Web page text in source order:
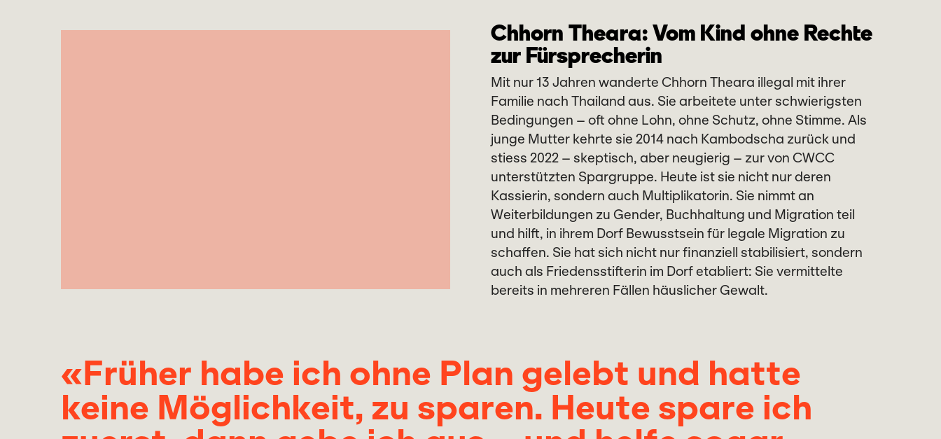
Chhorn Theara: Vom Kind ohne Rechte
zur Fürsprecherin
Mit nur 13 Jahren wanderte Chhorn Theara illegal mit ihrer
Familie nach Thailand aus. Sie arbeitete unter schwierigsten
Bedingungen – oft ohne Lohn, ohne Schutz, ohne Stimme. Als
junge Mutter kehrte sie 2014 nach Kambodscha zurück und
stiess 2022 – skeptisch, aber neugierig – zur von CWCC
unterstützten Spargruppe. Heute ist sie nicht nur deren
Kassierin, sondern auch Multiplikatorin. Sie nimmt an
Weiterbildungen zu Gender, Buchhaltung und Migration teil
und hilft, in ihrem Dorf Bewusstsein für legale Migration zu
schaffen. Sie hat sich nicht nur finanziell stabilisiert, sondern
auch als Friedensstifterin im Dorf etabliert: Sie vermittelte
bereits in mehreren Fällen häuslicher Gewalt.
«Früher habe ich ohne Plan gelebt und hatte
keine Möglichkeit, zu sparen. Heute spare ich